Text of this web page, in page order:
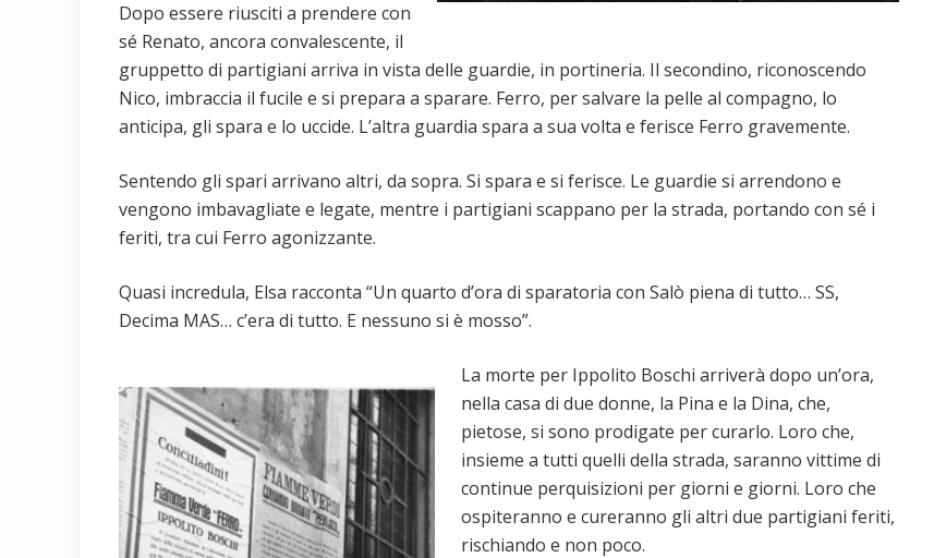
Dopo essere riusciti a prendere con
sé Renato, ancora convalescente, il
gruppetto di partigiani arriva in vista delle guardie, in portineria. Il secondino, riconoscendo
Nico, imbraccia il fucile e si prepara a sparare. Ferro, per salvare la pelle al compagno, lo
anticipa, gli spara e lo uccide. L’altra guardia spara a sua volta e ferisce Ferro gravemente.
Sentendo gli spari arrivano altri, da sopra. Si spara e si ferisce. Le guardie si arrendono e
vengono imbavagliate e legate, mentre i partigiani scappano per la strada, portando con sé i
feriti, tra cui Ferro agonizzante.
Quasi incredula, Elsa racconta “Un quarto d’ora di sparatoria con Salò piena di tutto… SS,
Decima MAS… c’era di tutto. E nessuno si è mosso”.
La morte per Ippolito Boschi arriverà dopo un’ora,
nella casa di due donne, la Pina e la Dina, che,
pietose, si sono prodigate per curarlo. Loro che,
insieme a tutti quelli della strada, saranno vittime di
continue perquisizioni per giorni e giorni. Loro che
ospiteranno e cureranno gli altri due partigiani feriti,
rischiando e non poco.